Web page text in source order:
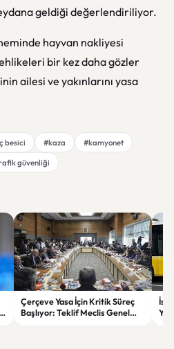
geldiği değerlendiriliyor.
hayvan nakliyesi
bir kez daha gözler
ailesi ve yakınlarını yasa
besici #kaza
#kamyonet
güvenliği
Çerçeve Yasa İçin Kritik Süreç
Başlıyor: Teklif Meclis Genel